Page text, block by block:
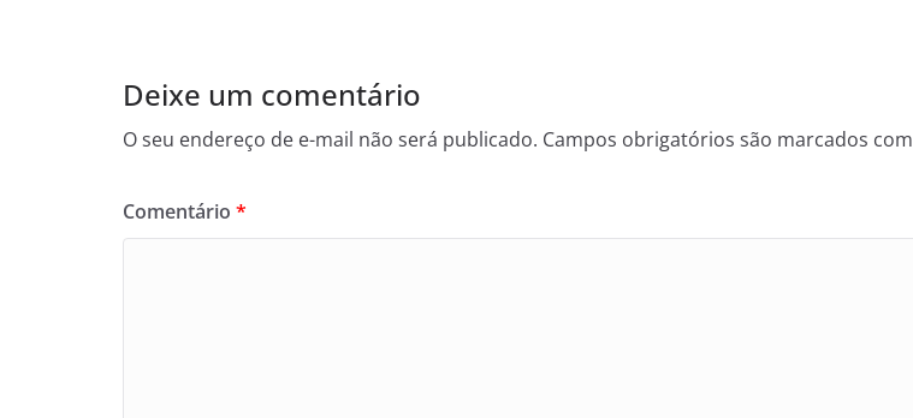
Deixe um comentário
O seu endereço de e-mail não será publicado. Campos obrigatórios são marcados com
Comentário *